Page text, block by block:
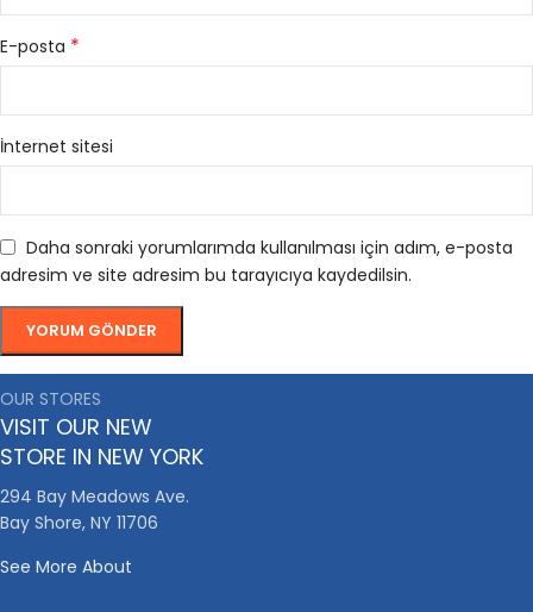
E-posta *
İnternet sitesi
Daha sonraki yorumlarımda kullanılması için adım, e-posta
adresim ve site adresim bu tarayıcıya kaydedilsin.
OUR STORES
VISIT OUR NEW
STORE IN NEW YORK
294 Bay Meadows Ave.
Bay Shore, NY 11706
See More About